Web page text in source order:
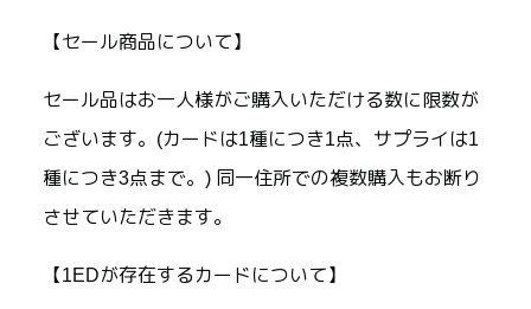
【セール商品について】
セール品はお一人様がご購入いただける数に限数が
ございます。(カードは1種につき1点、サプライは1
種につき3点まで。) 同一住所での複数購入もお断り
させていただきます。
【1EDが存在するカードについて】